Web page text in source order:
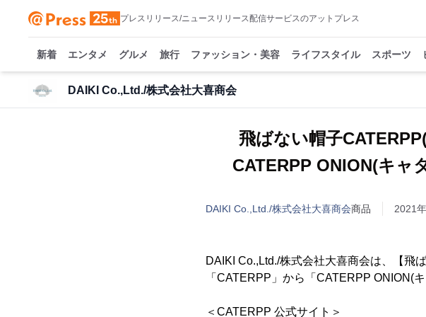
プレスリリース/ニュースリリース配信サービスのアットプレス
新着 エンタメ グルメ 旅行 ファッション・美容 ライフスタイル スポーツ
DAIKI Co.,Ltd./株式会社大喜商会
飛ばない帽子
CATERPP ONION(キャ
DAIKI Co.,Ltd./株式会社大喜商会商品 2021
DAIKI Co.,Ltd./株式会社大喜商会は、【飛
「CATERPP」から「CATERPP ONION(
＜CATERPP 公式サイト＞